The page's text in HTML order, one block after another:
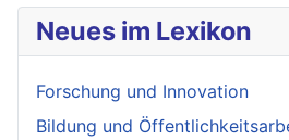
Neues im Lexikon
Forschung und Innovation
Bildung und